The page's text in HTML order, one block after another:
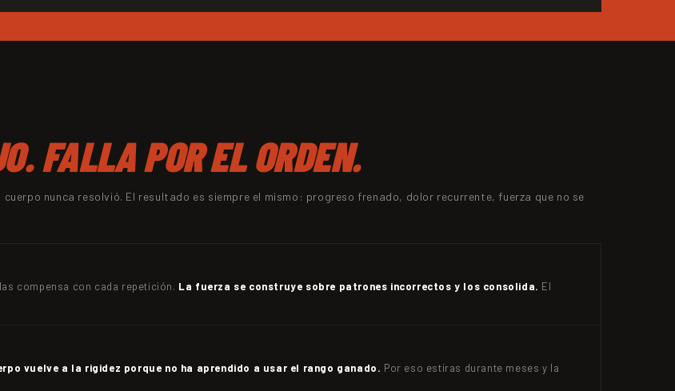
FALLA POR EL ORDEN.
nunca resolvió. El resultado es siempre el mismo: progreso frenado, dolor recurrente, fuerza que no se
compensa con cada repetición. La fuerza se construye sobre patrones incorrectos y los consolida. El
vuelve a la rigidez porque no ha aprendido a usar el rango ganado. Por eso estiras durante meses y la